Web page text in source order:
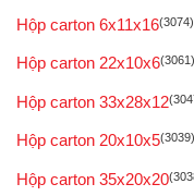
Hộp carton 6x11x16(3074)
Hộp carton 22x10x6(3061)
Hộp carton 33x28x12
Hộp carton 20x10x5(3039)
Hộp carton 35x20x20